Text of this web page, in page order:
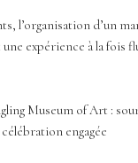
l’organisation d’un
une expérience à la fois
Museum of Art :
engagée